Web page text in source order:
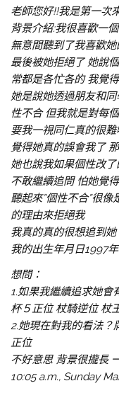
老師您好!!我是第一次
背景介紹:我很喜歡一
無意間聽到了我喜歡
最後被她拒絕了 她說
常都是各忙各的 我覺
她是說她透過朋友和
性不合 但我就是對每
要我一視同仁真的很
覺得她真的誤會我了
她也說我如果個性改
不敢繼續追問 怕她覺
聽起來”個性不合”很
的理由來拒絕我
我真的真的很想追到她
我的出生年月日1997
想問：
1.如果我繼續追求她
杯５正位 杖騎逆位 杖
2.她現在對我的看法？
正位
不好意思 背景很攏長
10:05 a.m., Sunday